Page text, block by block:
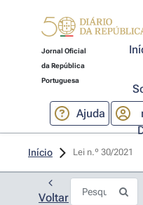
Jornal Oficial
da República
Portuguesa
Ajuda
Início Lei n.º 30/2021
Voltar